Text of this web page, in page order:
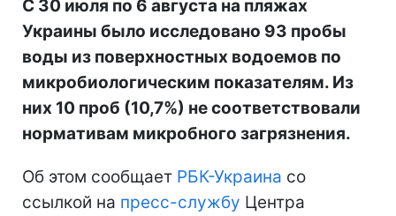
С 30 июля по 6 августа на пляжах
Украины было исследовано 93 пробы
воды из поверхностных водоемов по
микробиологическим показателям. Из
них 10 проб (10,7%) не соответствовали
нормативам микробного загрязнения.
Об этом сообщает РБК-Украина со
ссылкой на пресс-службу Центра